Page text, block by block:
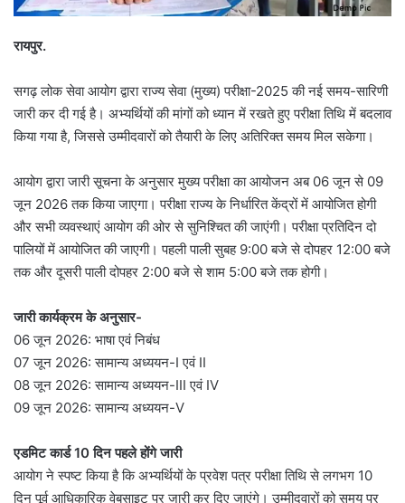
रायपुर.
सगढ़ लोक सेवा आयोग द्वारा राज्य सेवा (मुख्य) परीक्षा-2025 की नई समय-सारिणी
जारी कर दी गई है। अभ्यर्थियों की मांगों को ध्यान में रखते हुए परीक्षा तिथि में बदलाव
किया गया है, जिससे उम्मीदवारों को तैयारी के लिए अतिरिक्त समय मिल सकेगा।
आयोग द्वारा जारी सूचना के अनुसार मुख्य परीक्षा का आयोजन अब 06 जून से 09
जून 2026 तक किया जाएगा। परीक्षा राज्य के निर्धारित केंद्रों में आयोजित होगी
और सभी व्यवस्थाएं आयोग की ओर से सुनिश्चित की जाएंगी। परीक्षा प्रतिदिन दो
पालियों में आयोजित की जाएगी। पहली पाली सुबह 9:00 बजे से दोपहर 12:00 बजे
तक और दूसरी पाली दोपहर 2:00 बजे से शाम 5:00 बजे तक होगी।
जारी कार्यक्रम के अनुसार-
06 जून 2026: भाषा एवं निबंध
07 जून 2026: सामान्य अध्ययन-I एवं II
08 जून 2026: सामान्य अध्ययन-III एवं IV
09 जून 2026: सामान्य अध्ययन-V
एडमिट कार्ड 10 दिन पहले होंगे जारी
आयोग ने स्पष्ट किया है कि अभ्यर्थियों के प्रवेश पत्र परीक्षा तिथि से लगभग 10
दिन पूर्व आधिकारिक वेबसाइट पर जारी कर दिए जाएंगे। उम्मीदवारों को समय पर